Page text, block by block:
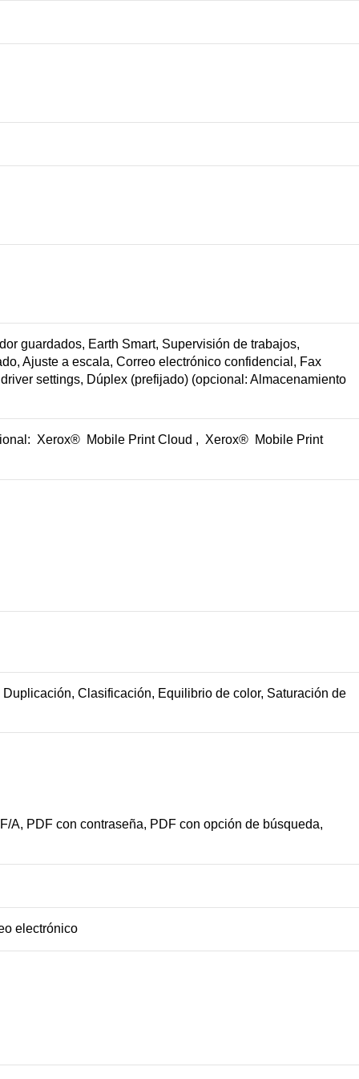
guardados, Earth Smart, Supervisión de trabajos,
Ajuste a escala, Correo electrónico confidencial, Fax
settings, Dúplex (prefijado) (opcional: Almacenamiento
Xerox® Mobile Print Cloud , Xerox® Mobile Print
Clasificación, Equilibrio de color, Saturación de
A, PDF con contraseña, PDF con opción de búsqueda,
electrónico